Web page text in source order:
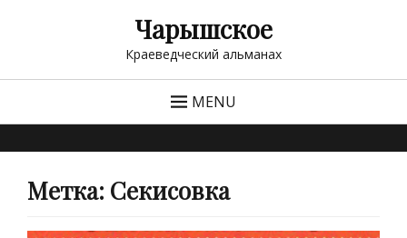
Чарышское
Краеведческий альманах
MENU
Метка: Секисовка